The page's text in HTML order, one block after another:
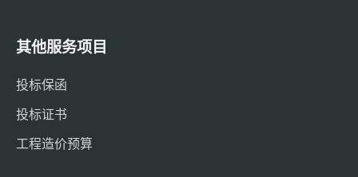
其他服务项目
投标保函
投标证书
工程造价预算